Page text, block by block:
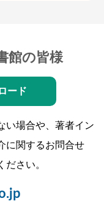
館の皆様
ード
い場合や、著者イン
に関するお問合せ
さい。